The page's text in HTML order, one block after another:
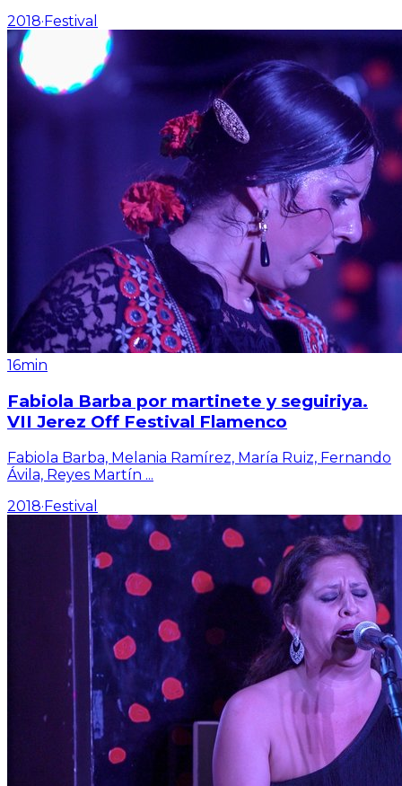
2018· Festival
16min
Fabiola Barba por martinete y seguiriya.
VII Jerez Off Festival Flamenco
Fabiola Barba, Melania Ramírez, María Ruiz, Fernando
Ávila, Reyes Martín ...
2018·Festival